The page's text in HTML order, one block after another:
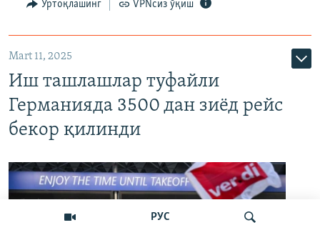
РУС
Ўртоқлашинг VPNсиз ўқиш
Mart 11, 2025
Иш ташлашлар туфайли
Германияда 3500 дан зиёд рейс
бекор қилинди